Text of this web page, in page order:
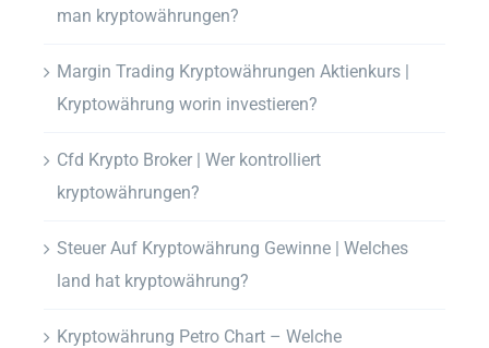
man kryptowährungen?
Margin Trading Kryptowährungen Aktienkurs |
Kryptowährung worin investieren?
Cfd Krypto Broker | Wer kontrolliert
kryptowährungen?
Steuer Auf Kryptowährung Gewinne | Welches
land hat kryptowährung?
Kryptowährung Petro Chart – Welche